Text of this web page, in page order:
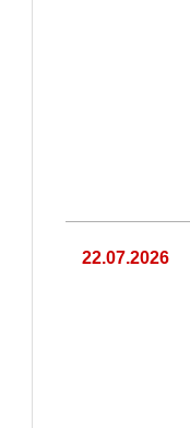
22.07.2026